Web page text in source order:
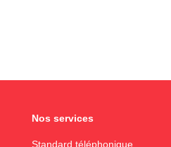
Nos services
Standard téléphonique